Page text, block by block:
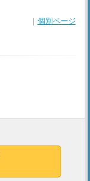
｜ 個別ページ